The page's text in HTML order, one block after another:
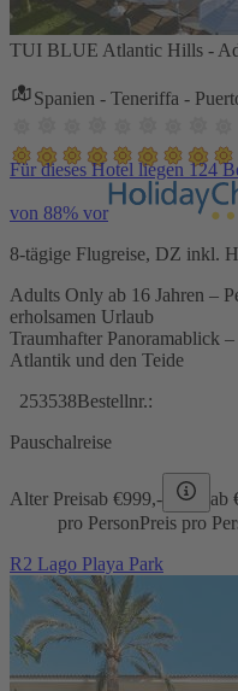
TUI BLUE Atlantic Hills -
Spanien - Teneriffa -
Für dieses Hotel liegen 124
von 88% vor
8-tägige Flugreise, DZ inkl.
Adults Only ab 16 Jahren –
erholsamen Urlaub
Traumhafter Panoramablick
Atlantik und den Teide
253538Bestellnr.:
Pauschalreise
Alter Preisab €999,- ab
pro PersonPreis pro
R2 Lago Playa Park